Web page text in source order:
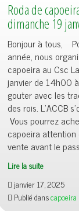
Roda de
dimanche 19
Bonjour à tous,
année, nous
capoeira au Csc
janvier de 14h00
gouter avec les
des rois. L’ACCB
Vous pourrez
capoeira
vente avant le
Lire la suite
janvier 17, 2025
Publié dans